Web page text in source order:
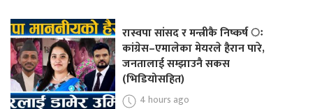
रास्वपा सांसद र मन्त्रीकै निष्कर्ष ः
कांग्रेस–एमालेका मेयरले हैरान पारे,
जनतालाई सम्झाउनै सकस
(भिडियोसहित)
4 hours ago